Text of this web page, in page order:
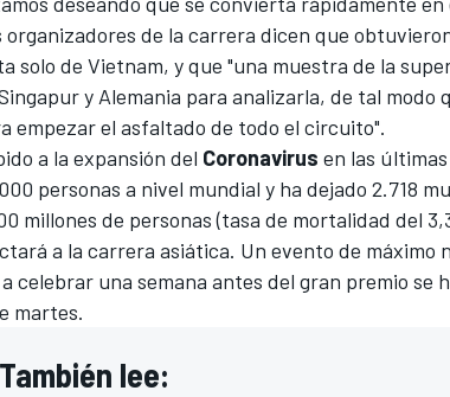
organizadores de la carrera dicen que
solo de Vietnam, y que "una muestra de la
y Alemania para analizarla, de tal modo
empezar el asfaltado de todo el circuito".
a la expansión del Coronavirus en las
personas a nivel mundial y ha dejado 2.718
millones de personas (tasa de mortalidad del
a la carrera asiática. Un evento de máximo
celebrar una semana antes del gran premio se
martes.
También lee: